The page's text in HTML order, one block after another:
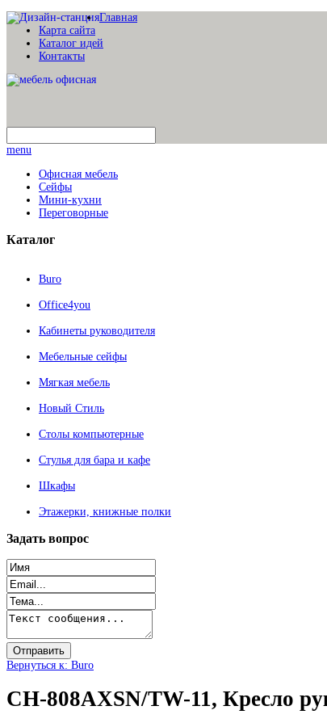
Главная
Карта сайта
Каталог идей
Контакты
menu
Офисная мебель
Сейфы
Мини-кухни
Переговорные
Каталог
Buro
Office4you
Кабинеты руководителя
Мебельные сейфы
Мягкая мебель
Новый Стиль
Столы компьютерные
Стулья для бара и кафе
Шкафы
Этажерки, книжные полки
Задать вопрос
Вернуться к: Buro
CH-808AXSN/TW-11, Кресло